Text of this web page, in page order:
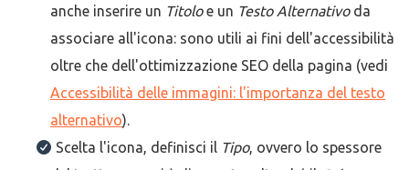
anche inserire un Titoloe un Testo Alternativo da
associare all'icona: sono utili ai fini dell'accessibilità
oltre che dell'ottimizzazione SEO della pagina (vedi
Accessibilità delle immagini: l'importanza del testo
alternativo).
Scelta l'icona, definisci il Tipo, ovvero lo spessore